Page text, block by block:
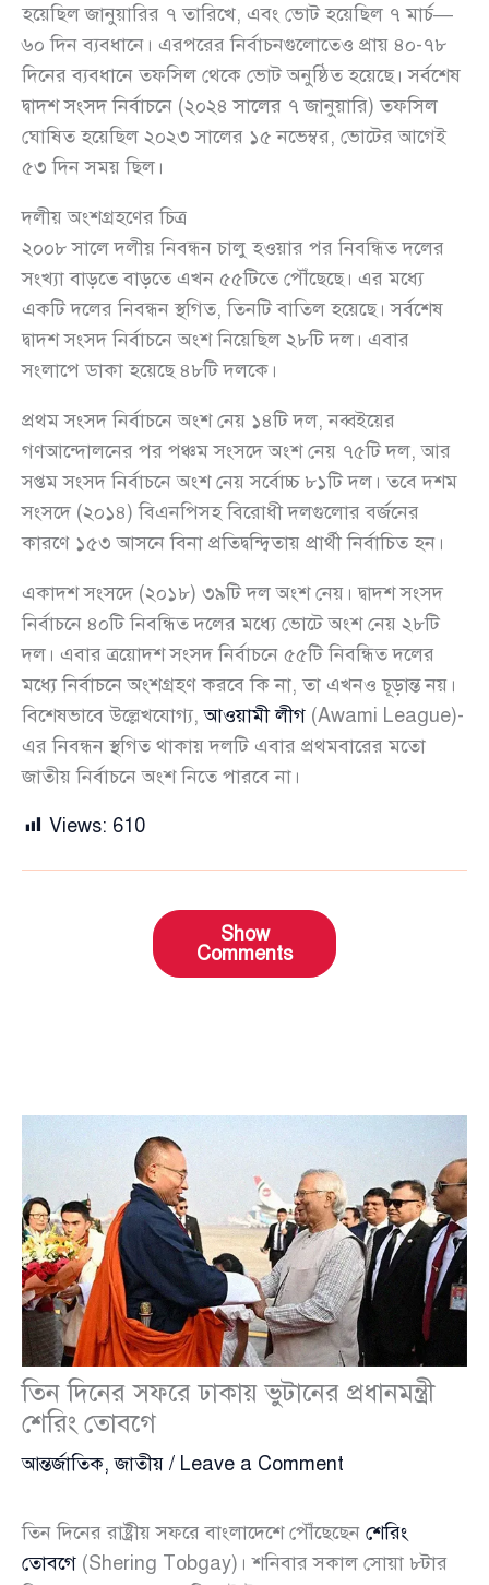
হয়েছিল জানুয়ারির ৭ তারিখে, এবং ভোট হয়েছিল ৭ মার্চ—
৬০ দিন ব্যবধানে। এরপরের নির্বাচনগুলোতেও প্রায় ৪০-৭৮
দিনের ব্যবধানে তফসিল থেকে ভোট অনুষ্ঠিত হয়েছে। সর্বশেষ
দ্বাদশ সংসদ নির্বাচনে (২০২৪ সালের ৭ জানুয়ারি) তফসিল
ঘোষিত হয়েছিল ২০২৩ সালের ১৫ নভেম্বর, ভোটের আগেই
৫৩ দিন সময় ছিল।
দলীয় অংশগ্রহণের চিত্র
২০০৮ সালে দলীয় নিবন্ধন চালু হওয়ার পর নিবন্ধিত দলের
সংখ্যা বাড়তে বাড়তে এখন ৫৫টিতে পৌঁছেছে। এর মধ্যে
একটি দলের নিবন্ধন স্থগিত, তিনটি বাতিল হয়েছে। সর্বশেষ
দ্বাদশ সংসদ নির্বাচনে অংশ নিয়েছিল ২৮টি দল। এবার
সংলাপে ডাকা হয়েছে ৪৮টি দলকে।
প্রথম সংসদ নির্বাচনে অংশ নেয় ১৪টি দল, নব্বইয়ের
গণআন্দোলনের পর পঞ্চম সংসদে অংশ নেয় ৭৫টি দল, আর
সপ্তম সংসদ নির্বাচনে অংশ নেয় সর্বোচ্চ ৮১টি দল। তবে দশম
সংসদে (২০১৪) বিএনপিসহ বিরোধী দলগুলোর বর্জনের
কারণে ১৫৩ আসনে বিনা প্রতিদ্বন্দ্বিতায় প্রার্থী নির্বাচিত হন।
একাদশ সংসদে (২০১৮) ৩৯টি দল অংশ নেয়। দ্বাদশ সংসদ
নির্বাচনে ৪০টি নিবন্ধিত দলের মধ্যে ভোটে অংশ নেয় ২৮টি
দল। এবার ত্রয়োদশ সংসদ নির্বাচনে ৫৫টি নিবন্ধিত দলের
মধ্যে নির্বাচনে অংশগ্রহণ করবে কি না, তা এখনও চূড়ান্ত নয়।
বিশেষভাবে উল্লেখযোগ্য,আওয়ামী লীগ (Awami League)-
এর নিবন্ধন স্থগিত থাকায় দলটি এবার প্রথমবারের মতো
জাতীয় নির্বাচনে অংশ নিতে পারবে না।
Views: 610
Show
Comments
তিন দিনের সফরে ঢাকায় ভুটানের প্রধানমন্ত্রী
শেরিং তোবগে
আন্তর্জাতিক,জাতীয় / Leave a Comment
তিন দিনের রাষ্ট্রীয় সফরে বাংলাদেশে পৌঁছেছেন শেরিং
তোবগে (Shering Tobgay)। শনিবার সকাল সোয়া ৮টার